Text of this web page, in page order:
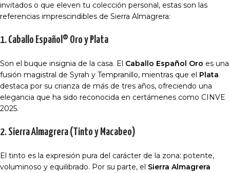
invitados o que eleven tu colección personal, estas son las
referencias imprescindibles de Sierra Almagrera:
1. Caballo Español® Oro y Plata
Son el buque insignia de la casa. El Caballo Español Oro es una
fusión magistral de Syrah y Tempranillo, mientras que el Plata
destaca por su crianza de más de tres años, ofreciendo una
elegancia que ha sido reconocida en certámenes como CINVE
2025.
2. Sierra Almagrera (Tinto y Macabeo)
El tinto es la expresión pura del carácter de la zona: potente,
voluminoso y equilibrado. Por su parte, el Sierra Almagrera